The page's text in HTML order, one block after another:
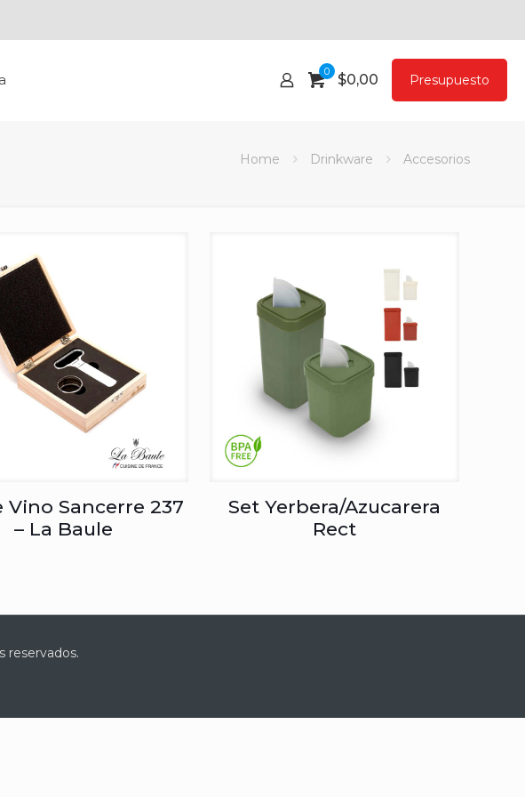
0 $0,00 Presupuesto
Home Drinkware Accesorios
Vino Sancerre 237
– La Baule
Set Yerbera/Azucarera
Rect
reservados.